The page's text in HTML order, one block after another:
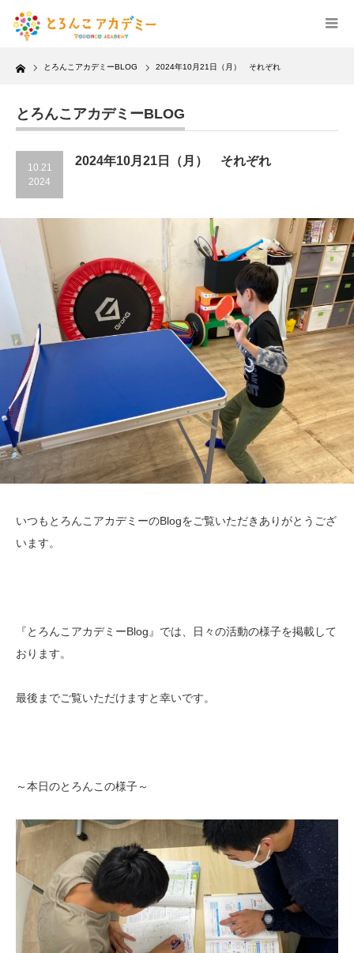
Home とろんこアカデミーBLOG 2024年10月21日（月） それぞれ
とろんこアカデミーBLOG
10.21
2024
2024年10月21日（月） それぞれ
いつもとろんこアカデミーのBlogをご覧いただきありがとうござ
います。
『とろんこアカデミーBlog』では、日々の活動の様子を掲載して
おります。
最後までご覧いただけますと幸いです。
～本日のとろんこの様子～